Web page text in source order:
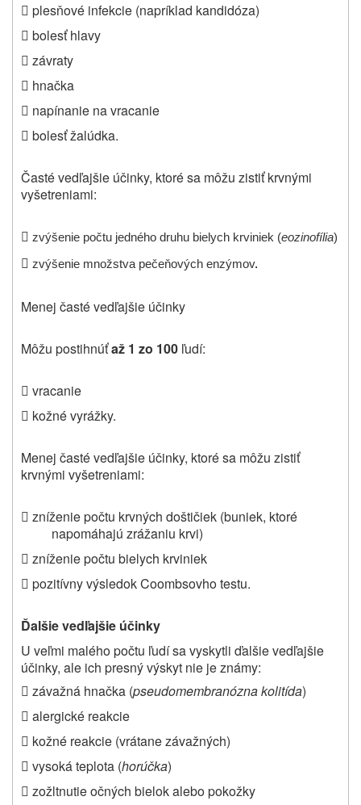
 plesňové infekcie (napríklad kandidóza)
 bolesť hlavy
 závraty
 hnačka
 napínanie na vracanie
 bolesť žalúdka.
Časté vedľajšie účinky, ktoré sa môžu zistiť krvnými
vyšetreniami:
 zvýšenie počtu jedného druhu bielych krviniek (eozinofília)
 zvýšenie množstva pečeňových enzýmov.
Menej časté vedľajšie účinky
Môžu postihnúťaž 1 zo 100 ľudí:
 vracanie
 kožné vyrážky.
Menej časté vedľajšie účinky, ktoré sa môžu zistiť
krvnými vyšetreniami:
 zníženie počtu krvných doštičiek (buniek, ktoré
napomáhajú zrážaniu krvi)
 zníženie počtu bielych krviniek
 pozitívny výsledok Coombsovho testu.
Ďalšie vedľajšie účinky
U veľmi malého počtu ľudí sa vyskytli ďalšie vedľajšie
účinky, ale ich presný výskyt nie je známy:
 závažná hnačka (pseudomembranózna kolitída)
 alergické reakcie
 kožné reakcie (vrátane závažných)
 vysoká teplota (horúčka)
 zožltnutie očných bielok alebo pokožky